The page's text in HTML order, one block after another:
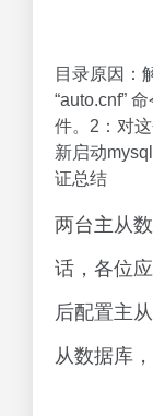
目录原因：
“auto.cnf”
件。2：对
新启动
证总结
两台主从
话，各位
后配置主
从数据库